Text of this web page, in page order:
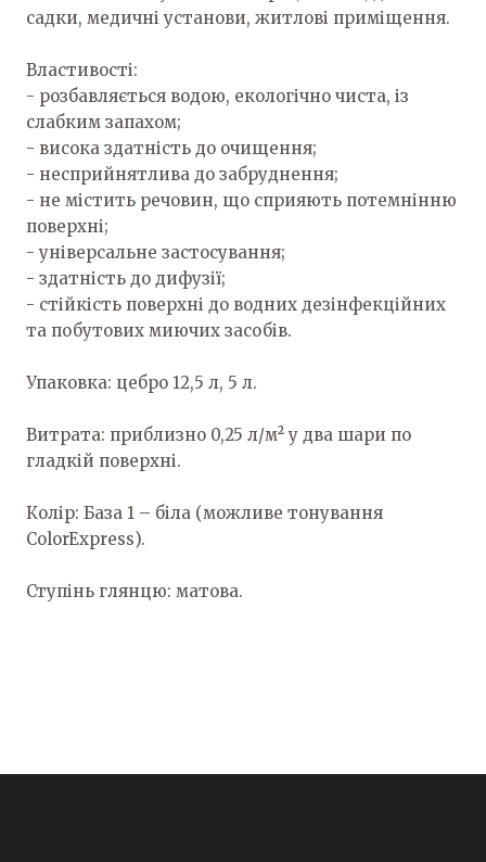
садки, медичні установи, житлові приміщення.
Властивості:
- розбавляється водою, екологічно чиста, із
слабким запахом;
- висока здатність до очищення;
- несприйнятлива до забруднення;
- не містить речовин, що сприяють потемнінню
поверхні;
- універсальне застосування;
- здатність до дифузії;
- стійкість поверхні до водних дезінфекційних
та побутових миючих засобів.
Упаковка: цебро 12,5 л, 5 л.
Витрата: приблизно 0,25 л/м² у два шари по
гладкій поверхні.
Колір: База 1 – біла (можливе тонування
ColorExpress).
Ступінь глянцю: матова.